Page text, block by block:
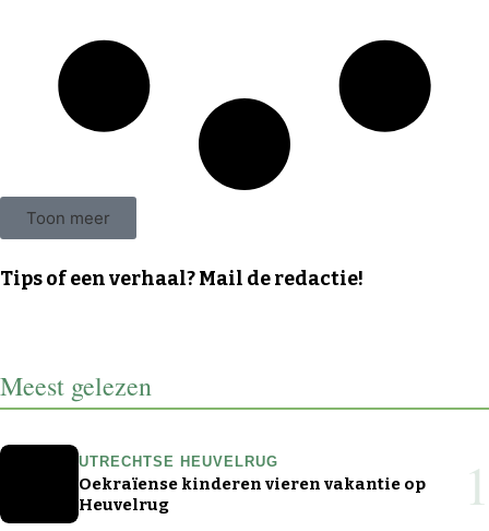
Toon meer
Tips of een verhaal? Mail de redactie!
Meest gelezen
UTRECHTSE HEUVELRUG
Oekraïense kinderen vieren vakantie op
Heuvelrug
1